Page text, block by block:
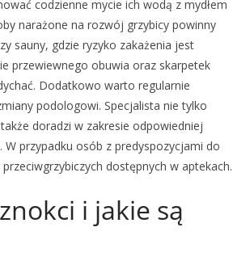
codzienne mycie ich wodą z mydłem
narażone na rozwój grzybicy powinny
sauny, gdzie ryzyko zakażenia jest
przewiewnego obuwia oraz skarpetek
Dodatkowo warto regularnie
podologowi. Specjalista nie tylko
doradzi w zakresie odpowiedniej
przypadku osób z predyspozycjami do
dostępnych w aptekach.
i jakie są